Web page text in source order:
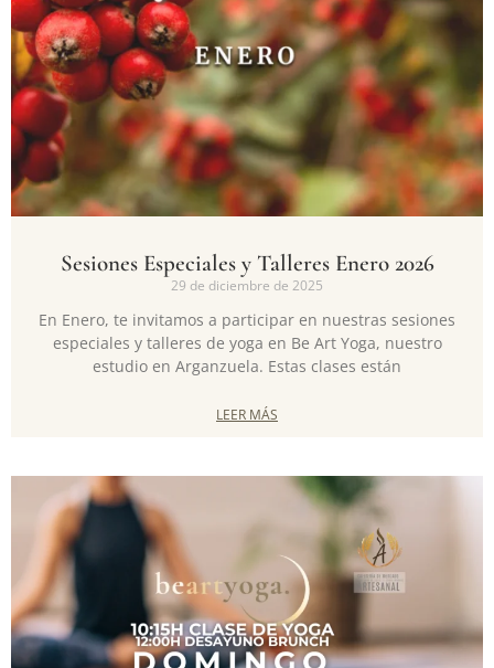
Sesiones Especiales y Talleres Enero 2026
29 de diciembre de 2025
En Enero, te invitamos a participar en nuestras sesiones
especiales y talleres de yoga en Be Art Yoga, nuestro
estudio en Arganzuela. Estas clases están
LEER MÁS